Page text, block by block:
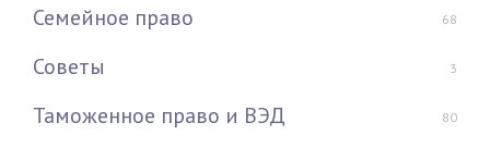
Семейное право 68
Советы 3
Таможенное право и ВЭД 80